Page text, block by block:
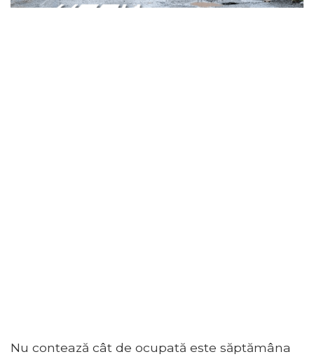
Nu contează cât de ocupată este săptămâna